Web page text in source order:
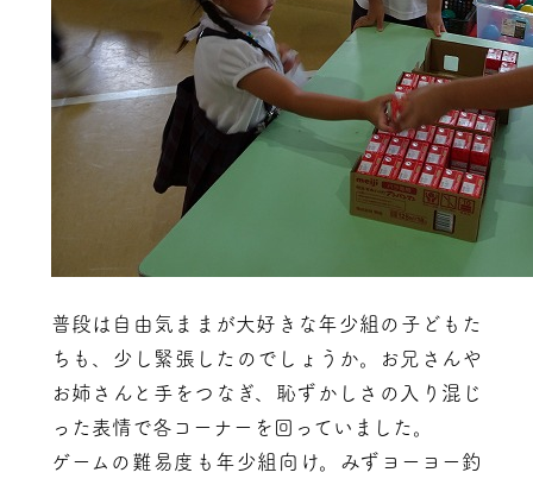
普段は自由気ままが大好きな年少組の子どもた
ちも、少し緊張したのでしょうか。お兄さんや
お姉さんと手をつなぎ、恥ずかしさの入り混じ
った表情で各コーナーを回っていました。
ゲームの難易度も年少組向け。みずヨーヨー釣